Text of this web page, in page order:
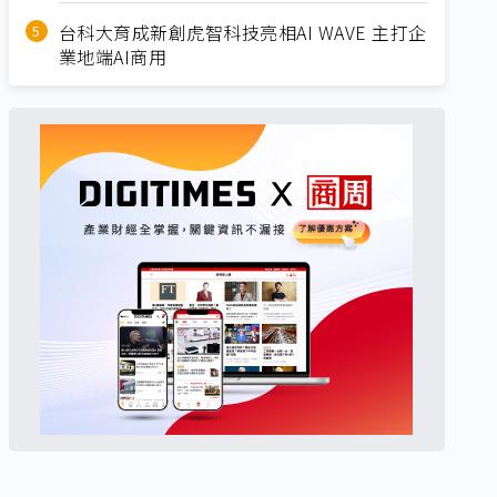
台科大育成新創虎智科技亮相AI WAVE 主打企
業地端AI商用